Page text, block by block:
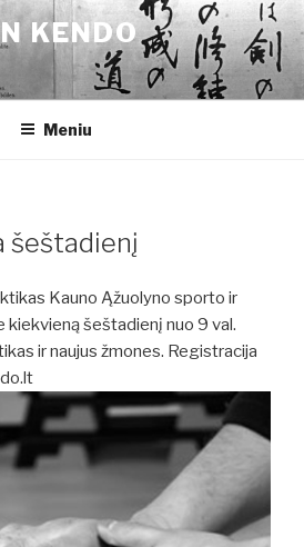
KENDO
Meniu
šeštadienį
Kauno Ąžuolyno sporto ir
šeštadienį nuo 9 val.
ir naujus žmones. Registracija